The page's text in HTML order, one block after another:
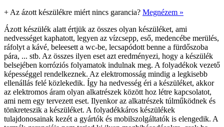
+ Az ázott készülékre miért nincs garancia? Megnézem »
Ázott készülék alatt értjük az összes olyan készüléket, ami
nedvességet kaphatott, legyen az vízcsepp, eső, medencébe merülés,
ráfolyt a kávé, beleesett a wc-be, lecsapódott benne a fürdőszoba
pára, ... stb. Az összes ilyen eset azt eredményezi, hogy a készülék
belsejében korróziós folyamatok indulnak meg. A folyadékok vezető
képességgel rendelkeznek. Az elektromosság mindig a legkisebb
ellenállás felé közlekedik. Így ha nedvesség éri a készüléket, akkor
az elektromos áram olyan alkatrészek között hoz létre kapcsolatot,
ami nem egy tervezett eset. Ilyenkor az alkatrészek túlműködnek és
tönkreteszik a készüléket. A folyadékkáros készülékek
tulajdonosainak kezét a gyártók és mobilszolgáltatók is elengedik. A